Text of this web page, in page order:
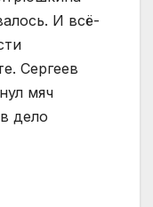
И всё-
Сергеев
мяч
дело